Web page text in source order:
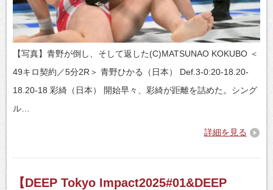
【写真】青野が倒し、そして返した(C)MATSUNAO KOKUBO ＜
49キロ契約／5分2R＞ 青野ひかる（日本） Def.3-0:20-18.20-
18.20-18 彩綺（日本） 開始早々、彩綺が距離を詰めた。シング
ル…
詳細を見る
【DEEP Tokyo Impact2025#01&DEEP